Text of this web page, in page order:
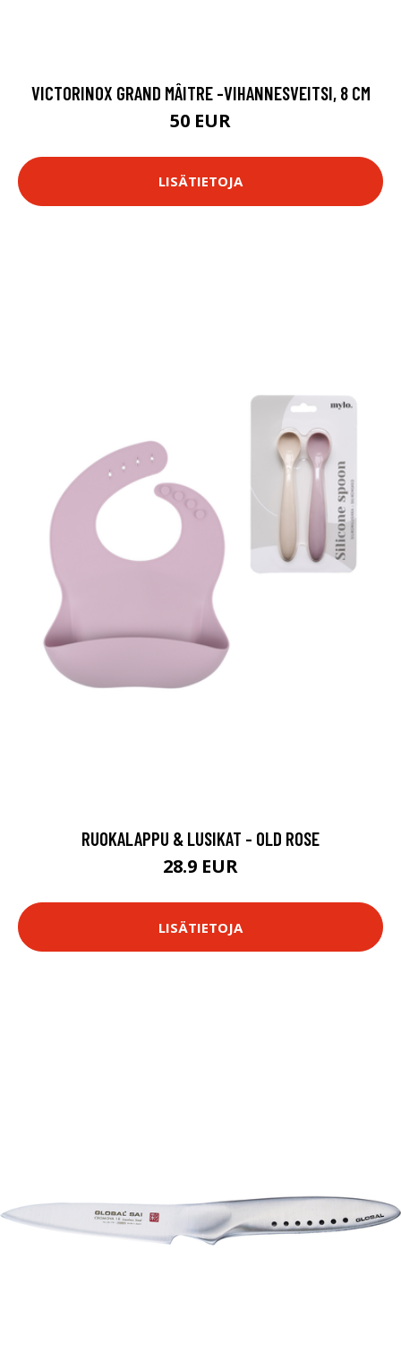
VICTORINOX GRAND MÂITRE -VIHANNESVEITSI, 8 CM
50 EUR
LISÄTIETOJA
RUOKALAPPU & LUSIKAT - OLD ROSE
28.9 EUR
LISÄTIETOJA